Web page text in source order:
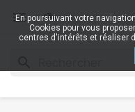

En poursuivant votre
Cookies pour vous
centres d'intérêts et réaliser